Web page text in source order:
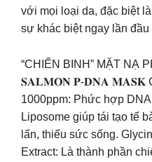
với mọi loại da, đặc biệt
sự khác biệt ngay lần
“CHIẾN BINH” MẶT NẠ
𝐒𝐀𝐋𝐌𝐎𝐍 𝐏-𝐃𝐍𝐀 𝐌𝐀𝐒𝐊
1000ppm: Phức hợp
Liposome giúp tái tạo tế
lấn, thiếu sức sống.
Extract: Là thành phần